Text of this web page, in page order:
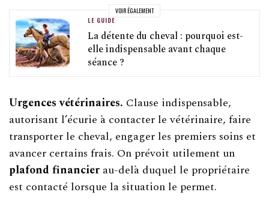
VOIR ÉGALEMENT
LE GUIDE
La détente du cheval : pourquoi est-
elle indispensable avant chaque
séance ?
Urgences vétérinaires. Clause indispensable,
autorisant l’écurie à contacter le vétérinaire, faire
transporter le cheval, engager les premiers soins et
avancer certains frais. On prévoit utilement un
plafond financier au-delà duquel le propriétaire
est contacté lorsque la situation le permet.